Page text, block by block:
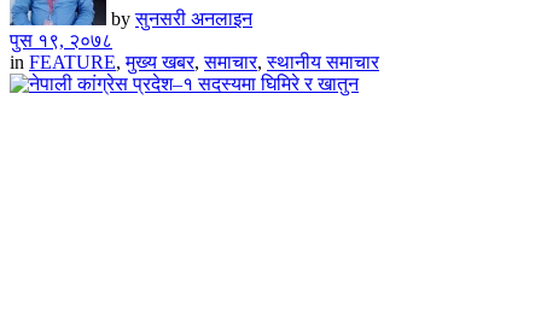
by सुनसरी अनलाइन
पुस १९, २०७८
in FEATURE,मुख्य खबर,समाचार,स्थानीय समाचार